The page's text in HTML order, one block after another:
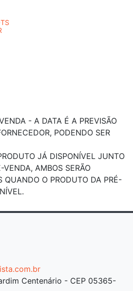
- A DATA É A PREVISÃO
PODENDO SER
JÁ DISPONÍVEL JUNTO
AMBOS SERÃO
QUANDO O PRODUTO DA PRÉ-
Centenário - CEP 05365-